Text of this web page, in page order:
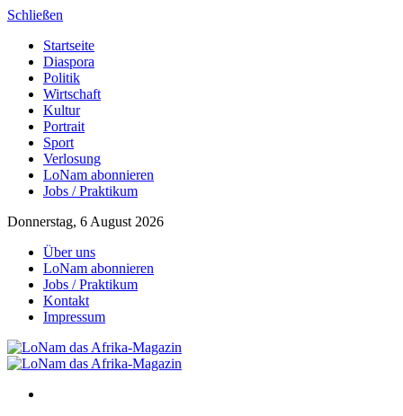
Schließen
Startseite
Diaspora
Politik
Wirtschaft
Kultur
Portrait
Sport
Verlosung
LoNam abonnieren
Jobs / Praktikum
Donnerstag, 6 August 2026
Über uns
LoNam abonnieren
Jobs / Praktikum
Kontakt
Impressum